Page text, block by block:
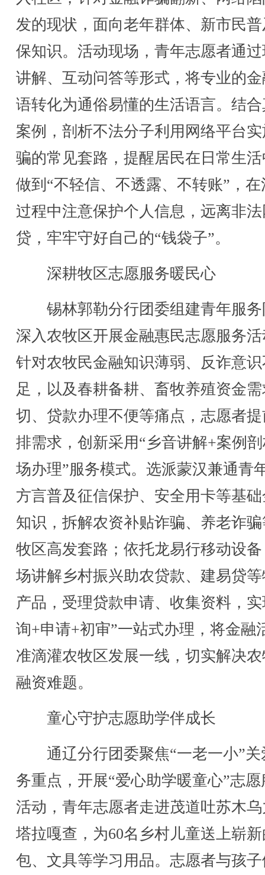
发的现状，面向老年群体、新市民
保知识。活动现场，青年志愿者通
讲解、互动问答等形式，将专业的
语转化为通俗易懂的生活语言。结
案例，剖析不法分子利用网络平台
骗的常见套路，提醒居民在日常生
做到“不轻信、不透露、不转账”，在
过程中注意保护个人信息，远离非
贷，牢牢守好自己的“钱袋子”。
深耕牧区志愿服务暖民心
锡林郭勒分行团委组建青年服务
深入农牧区开展金融惠民志愿服务
针对农牧民金融知识薄弱、反诈意
足，以及春耕备耕、畜牧养殖资金
切、贷款办理不便等痛点，志愿者
排需求，创新采用“乡音讲解+案例
场办理”服务模式。选派蒙汉兼通青
方言普及征信保护、安全用卡等基
知识，拆解农资补贴诈骗、养老诈
牧区高发套路；依托龙易行移动设
场讲解乡村振兴助农贷款、建易贷
产品，受理贷款申请、收集资料，实
询+申请+初审”一站式办理，将金融
准滴灌农牧区发展一线，切实解决
融资难题。
童心守护志愿助学伴成长
通辽分行团委聚焦“一老一小”关
务重点，开展“爱心助学暖童心”志愿
活动，青年志愿者走进茂道吐苏木
塔拉嘎查，为60名乡村儿童送上崭
包、文具等学习用品。志愿者与孩